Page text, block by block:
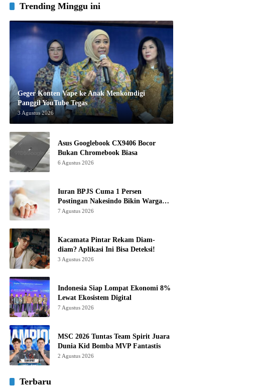
Trending Minggu ini
Geger Konten Vape ke Anak Menkomdigi
Panggil YouTube Tegas
3 Agustus 2026
Asus Googlebook CX9406 Bocor
Bukan Chromebook Biasa
6 Agustus 2026
Iuran BPJS Cuma 1 Persen
Postingan Nakesindo Bikin Warganet
Murka
7 Agustus 2026
Kacamata Pintar Rekam Diam-
diam? Aplikasi Ini Bisa Deteksi!
3 Agustus 2026
Indonesia Siap Lompat Ekonomi 8%
Lewat Ekosistem Digital
7 Agustus 2026
MSC 2026 Tuntas Team Spirit Juara
Dunia Kid Bomba MVP Fantastis
2 Agustus 2026
Terbaru